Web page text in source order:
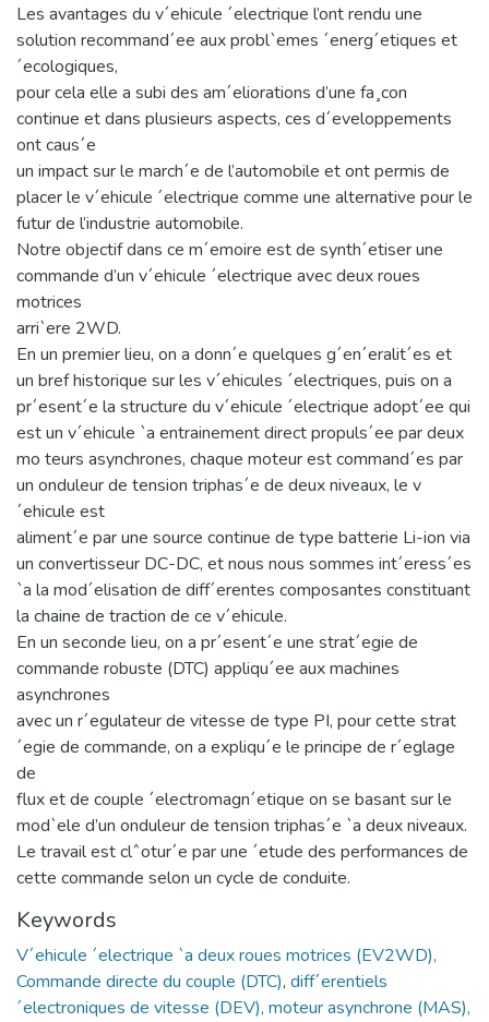
Les avantages du v´ehicule ´electrique l’ont rendu une
solution recommand´ee aux probl`emes ´energ´etiques et
´ecologiques,
pour cela elle a subi des am´eliorations d’une fa¸con
continue et dans plusieurs aspects, ces d´eveloppements
ont caus´e
un impact sur le march´e de l’automobile et ont permis de
placer le v´ehicule ´electrique comme une alternative pour le
futur de l’industrie automobile.
Notre objectif dans ce m´emoire est de synth´etiser une
commande d’un v´ehicule ´electrique avec deux roues
motrices
arri`ere 2WD.
En un premier lieu, on a donn´e quelques g´en´eralit´es et
un bref historique sur les v´ehicules ´electriques, puis on a
pr´esent´e la structure du v´ehicule ´electrique adopt´ee qui
est un v´ehicule `a entrainement direct propuls´ee par deux
mo teurs asynchrones, chaque moteur est command´es par
un onduleur de tension triphas´e de deux niveaux, le v
´ehicule est
aliment´e par une source continue de type batterie Li-ion via
un convertisseur DC-DC, et nous nous sommes int´eress´es
`a la mod´elisation de diff´erentes composantes constituant
la chaine de traction de ce v´ehicule.
En un seconde lieu, on a pr´esent´e une strat´egie de
commande robuste (DTC) appliqu´ee aux machines
asynchrones
avec un r´egulateur de vitesse de type PI, pour cette strat
´egie de commande, on a expliqu´e le principe de r´eglage
de
flux et de couple ´electromagn´etique on se basant sur le
mod`ele d’un onduleur de tension triphas´e `a deux niveaux.
Le travail est clˆotur´e par une ´etude des performances de
cette commande selon un cycle de conduite.
Keywords
V´ehicule ´electrique `a deux roues motrices (EV2WD),
Commande directe du couple (DTC), diff´erentiels
´electroniques de vitesse (DEV), moteur asynchrone (MAS),